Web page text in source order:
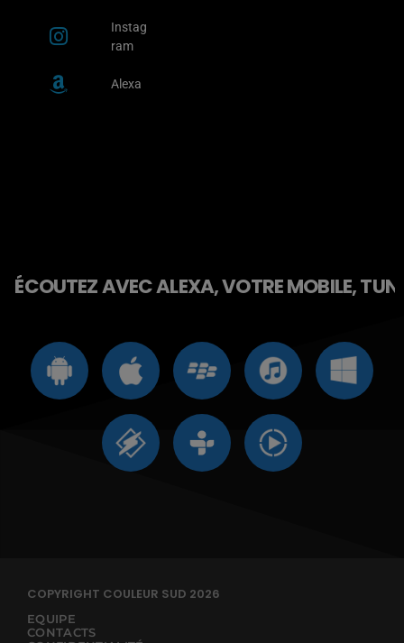
Instag
ram
Alexa
ÉCOUTEZ AVEC ALEXA, VOTRE MOBILE,
COPYRIGHT COULEUR SUD 2026
EQUIPE
CONTACTS